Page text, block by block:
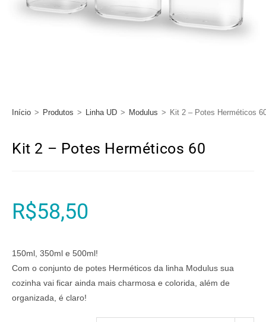
Início > Produtos > Linha UD > Modulus > Kit 2 – Potes Herméticos
Kit 2 – Potes Herméticos 60
R$58,50
150ml, 350ml e 500ml!
Com o conjunto de potes Herméticos da linha Modulus sua
cozinha vai ficar ainda mais charmosa e colorida, além de
organizada, é claro!